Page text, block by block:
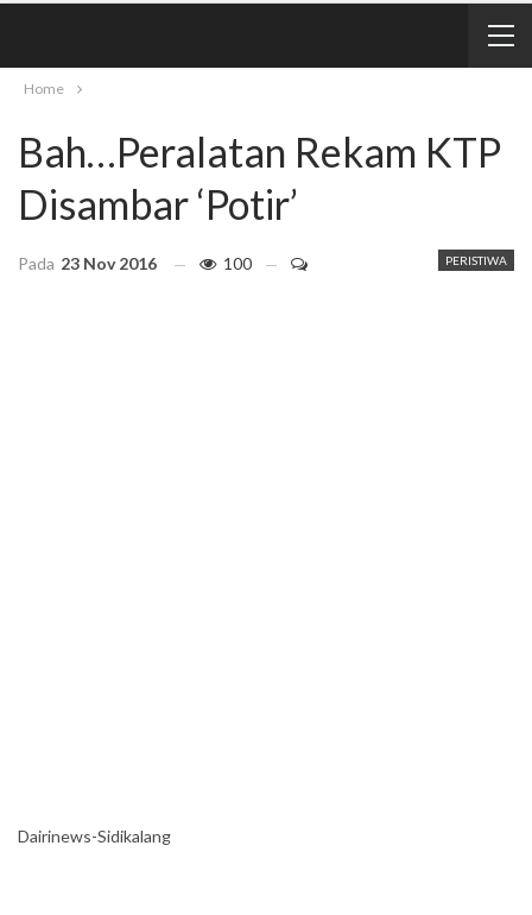
Home
Bah…Peralatan Rekam KTP
Disambar ‘Potir’
PERISTIWA
Pada 23 Nov 2016 100
Dairinews-Sidikalang